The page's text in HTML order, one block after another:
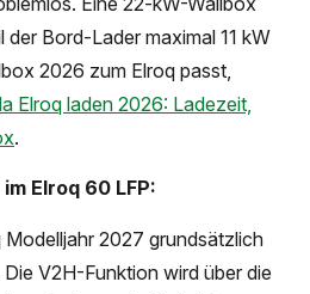
der Bord-Lader maximal 11 kW
2026 zum Elroq passt,
Elroq laden 2026: Ladezeit,
.
Elroq 60 LFP:
2027 grundsätzlich
Die V2H-Funktion wird über die